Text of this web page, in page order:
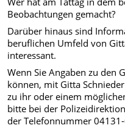
Beobachtungen gemacht?
Darüber hinaus sind
beruflichen Umfeld von
interessant.
Wenn Sie Angaben zu den
können, mit Gitta
zu ihr oder einem
bitte bei der
der Telefonnummer